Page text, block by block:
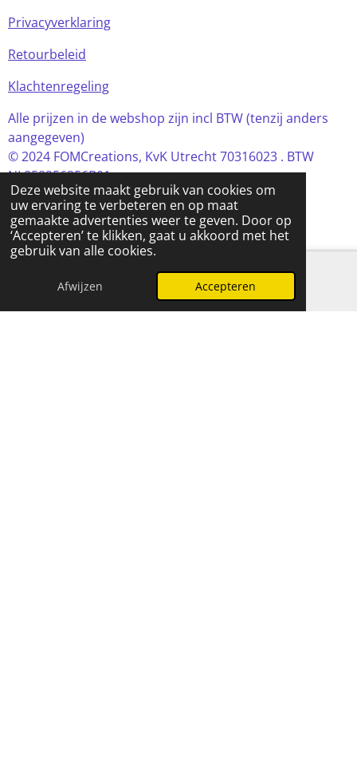
Deze website maakt gebruik van cookies om
uw ervaring te verbeteren en op maat
gemaakte advertenties weer te geven. Door op
‘Accepteren’ te klikken, gaat u akkoord met het
gebruik van alle cookies.
Afwijzen Accepteren
Privacyverklaring
Retourbeleid
Klachtenregeling
Alle prijzen in de webshop zijn incl BTW (tenzij anders
aangegeven)
© 2024 FOMCreations, KvK Utrecht 70316023 . BTW
NL858256356B01
Powered byJouwWeb
E-mailadres